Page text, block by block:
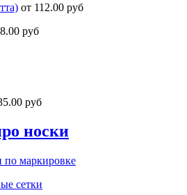
от 112.00 руб
руб
руб
носки
по маркировке
сетки